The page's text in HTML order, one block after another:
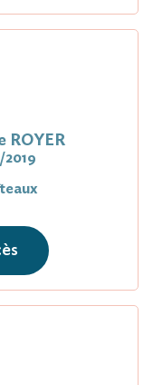
ROYER
2019